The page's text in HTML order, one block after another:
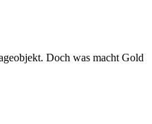
Doch was macht Gold